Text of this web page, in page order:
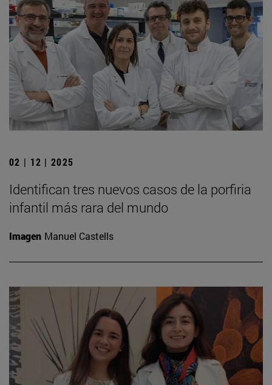
02 | 12 | 2025
Identifican tres nuevos casos de la porfiria
infantil más rara del mundo
Imagen Manuel Castells